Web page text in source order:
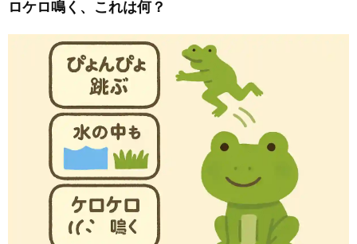
ロケロ鳴く、これは何？